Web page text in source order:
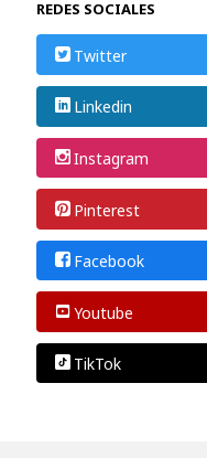
REDES SOCIALES
Twitter
Linkedin
Instagram
Pinterest
Facebook
Youtube
TikTok